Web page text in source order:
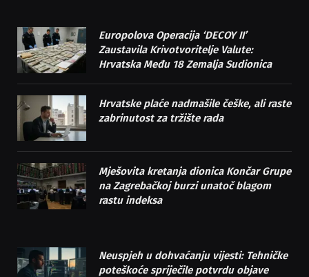
Europolova Operacija ‘DECOY II’
Zaustavila Krivotvoritelje Valute:
Hrvatska Među 18 Zemalja Sudionica
Hrvatske plaće nadmašile češke, ali raste
zabrinutost za tržište rada
Mješovita kretanja dionica Končar Grupe
na Zagrebačkoj burzi unatoč blagom
rastu indeksa
Neuspjeh u dohvaćanju vijesti: Tehničke
poteškoće spriječile potvrdu objave